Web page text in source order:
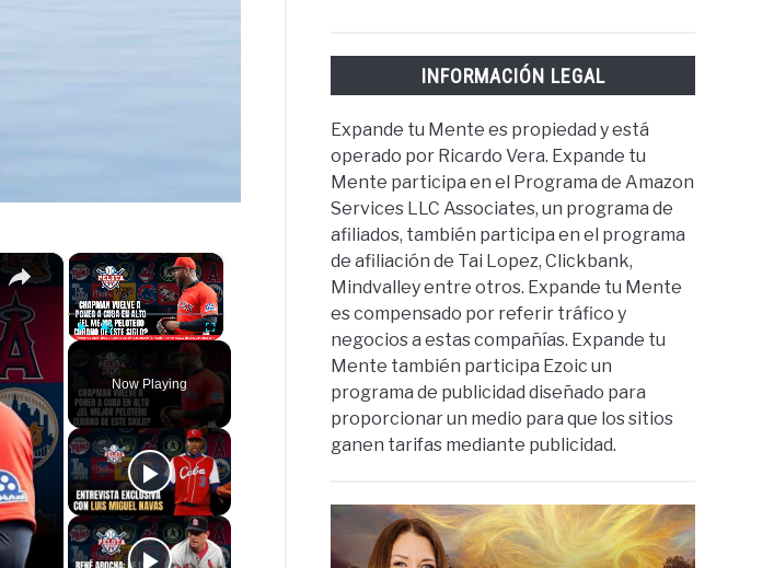
×
Unmute Fullscreen
Now Playing
×
INFORMACIÓN LEGAL
Expande tu Mente es propiedad y está
operado por Ricardo Vera. Expande tu
Mente participa en el Programa de Amazon
Services LLC Associates, un programa de
afiliados, también participa en el programa
de afiliación de Tai Lopez, Clickbank,
Mindvalley entre otros. Expande tu Mente
es compensado por referir tráfico y
negocios a estas compañías. Expande tu
Mente también participa Ezoic un
programa de publicidad diseñado para
proporcionar un medio para que los sitios
ganen tarifas mediante publicidad.